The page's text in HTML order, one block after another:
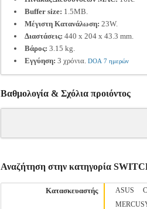
Buffer size: 1.5MB.
Μέγιστη Κατανάλωση: 23W.
Διαστάσεις: 440 x 204 x 43.3 mm.
Βάρος: 3.15 kg.
Εγγύηση: 3 χρόνια. DOA 7 ημερών
Βαθμολογία & Σχόλια προιόντος
Αναζήτηση στην κατηγορία
Κατασκευαστής ASUS